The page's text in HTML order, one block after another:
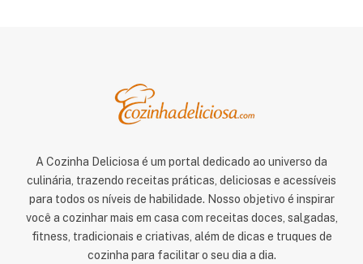
A Cozinha Deliciosa é um portal dedicado ao universo da
culinária, trazendo receitas práticas, deliciosas e acessíveis
para todos os níveis de habilidade. Nosso objetivo é inspirar
você a cozinhar mais em casa com receitas doces, salgadas,
fitness, tradicionais e criativas, além de dicas e truques de
cozinha para facilitar o seu dia a dia.